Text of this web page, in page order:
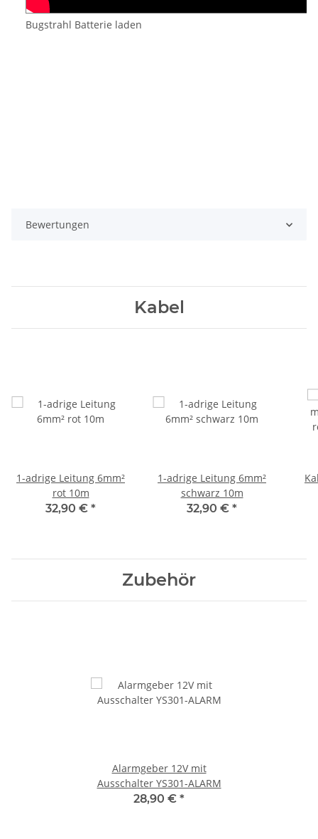
Bugstrahl Batterie laden
Bewertungen
Kabel
1-adrige Leitung 6mm²
rot 10m
32,90 € *
1-adrige Leitung 6mm²
schwarz 10m
32,90 € *
Zubehör
Alarmgeber 12V mit
Ausschalter YS301-ALARM
28,90 € *